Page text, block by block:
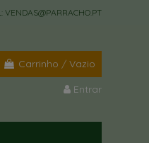
VENDAS@PARRACHO.PT
Carrinho / Vazio
Entrar